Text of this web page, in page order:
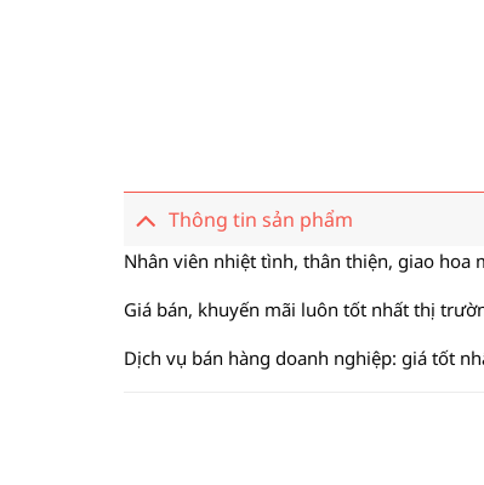
Thông tin sản phẩm
Nhân viên nhiệt tình, thân thiện, giao hoa
Giá bán, khuyến mãi luôn tốt nhất thị
Dịch vụ bán hàng doanh nghiệp: giá tốt